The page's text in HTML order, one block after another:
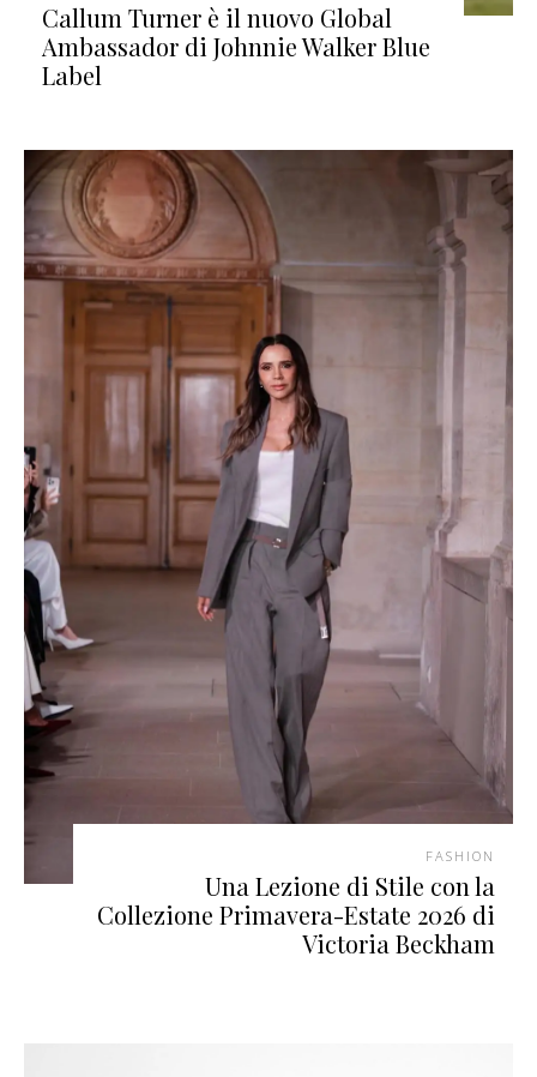
Callum Turner è il nuovo Global
Ambassador di Johnnie Walker Blue
Label
FASHION
Una Lezione di Stile con la
Collezione Primavera-Estate 2026 di
Victoria Beckham